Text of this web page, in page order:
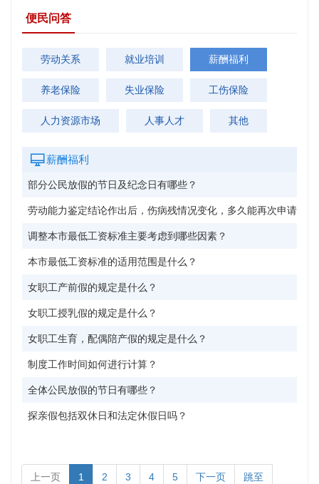
便民问答
劳动关系 就业培训 薪酬福利
养老保险 失业保险 工伤保险
人力资源市场 人事人才 其他
薪酬福利
部分公民放假的节日及纪念日有哪些？
劳动能力鉴定结论作出后，伤病残情况变化，多久能再次申请鉴定
调整本市最低工资标准主要考虑到哪些因素？
本市最低工资标准的适用范围是什么？
女职工产前假的规定是什么？
女职工授乳假的规定是什么？
女职工生育，配偶陪产假的规定是什么？
制度工作时间如何进行计算？
全体公民放假的节日有哪些？
探亲假包括双休日和法定休假日吗？
上一页 1 2 3 4 5 下一页 跳至